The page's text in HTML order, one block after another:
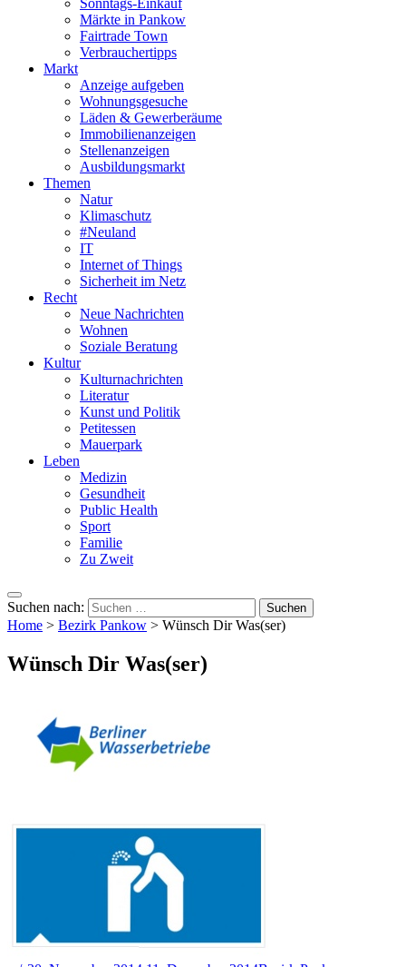
Sonntags-Einkauf
Märkte in Pankow
Fairtrade Town
Verbrauchertipps
Markt
Anzeige aufgeben
Wohnungsgesuche
Läden & Gewerberäume
Immobilienanzeigen
Stellenanzeigen
Ausbildungsmarkt
Themen
Natur
Klimaschutz
#Neuland
IT
Internet of Things
Sicherheit im Netz
Recht
Neue Nachrichten
Wohnen
Soziale Beratung
Kultur
Kulturnachrichten
Literatur
Kunst und Politik
Petitessen
Mauerpark
Leben
Medizin
Gesundheit
Public Health
Sport
Familie
Zu Zweit
Suchen nach:
Home > Bezirk Pankow > Wünsch Dir Was(ser)
Wünsch Dir Was(ser)